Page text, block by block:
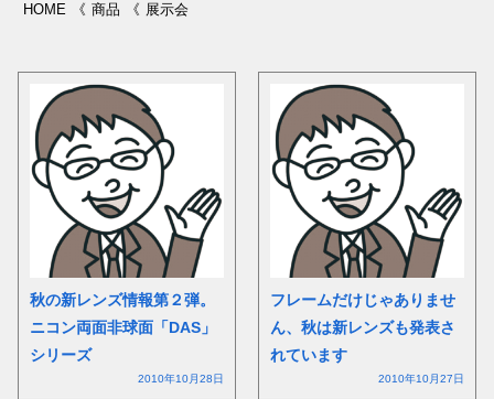
HOME 《 商品 《 展示会
秋の新レンズ情報第２弾。
ニコン両面非球面「DAS」
シリーズ
2010年10月28日
フレームだけじゃありませ
ん、秋は新レンズも発表さ
れています
2010年10月27日